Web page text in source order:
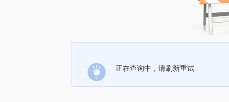
正在查询中，请刷新重试